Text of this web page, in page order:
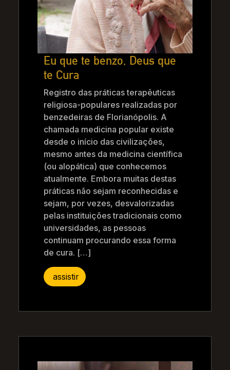
Eu que te benzo, Deus que
te Cura
Registro das práticas terapêuticas
religiosa-populares realizadas por
benzedeiras de Florianópolis. A
chamada medicina popular existe
desde o início das civilizações,
mesmo antes da medicina científica
(ou alopática) que conhecemos
atualmente. Embora muitas destas
práticas não sejam reconhecidas e
sejam, por vezes, desvalorizadas
pelas instituições tradicionais como
universidades, as pessoas
continuam procurando essa forma
de cura. […]
assistir